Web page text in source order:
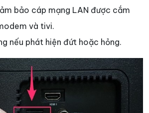
bảo cáp mạng LAN được cắm
và tivi.
nếu phát hiện đứt hoặc hỏng.